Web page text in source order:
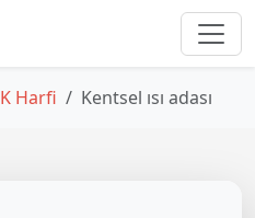
K Harfi Kentsel ısı adası